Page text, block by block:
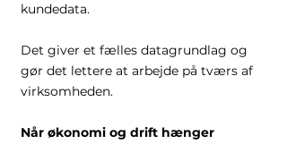
kundedata.
Det giver et fælles datagrundlag og
gør det lettere at arbejde på tværs af
virksomheden.
Når økonomi og drift hænger